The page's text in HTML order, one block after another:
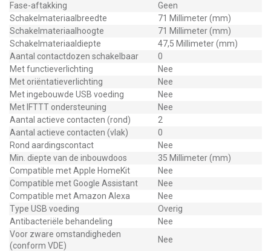
Fase-aftakking
Geen
Schakelmateriaalbreedte
71 Millimeter (mm)
Schakelmateriaalhoogte
71 Millimeter (mm)
Schakelmateriaaldiepte
47,5 Millimeter (mm)
Aantal contactdozen schakelbaar
0
Met functieverlichting
Nee
Met oriëntatieverlichting
Nee
Met ingebouwde USB voeding
Nee
Met IFTTT ondersteuning
Nee
Aantal actieve contacten (rond)
2
Aantal actieve contacten (vlak)
0
Rond aardingscontact
Nee
Min. diepte van de inbouwdoos
35 Millimeter (mm)
Compatible met Apple HomeKit
Nee
Compatible met Google Assistant
Nee
Compatible met Amazon Alexa
Nee
Type USB voeding
Overig
Antibacteriële behandeling
Nee
Voor zware omstandigheden
(conform VDE)
Nee